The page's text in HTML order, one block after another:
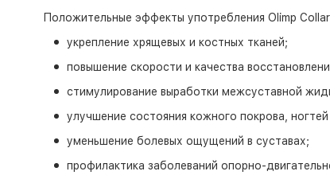
Положительные эффекты употребления Olimp
укрепление хрящевых и костных тканей;
повышение скорости и качества
стимулирование выработки межсуставной
улучшение состояния кожного покрова,
уменьшение болевых ощущений в суставах;
профилактика заболеваний опорно-